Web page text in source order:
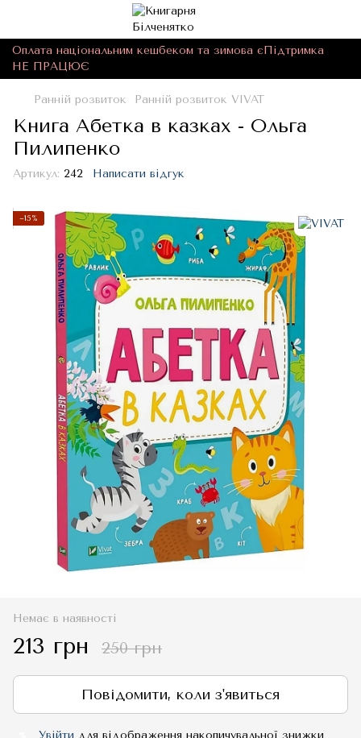
Оплата національним кешбеком та зимова єПідтримка
НЕ ПРАЦЮЄ
Ранній розвиток Ранній розвиток VIVAT
Книга Абетка в казках - Ольга
Пилипенко
Артикул: 242 Написати відгук
−15%
Немає в наявності
213 грн 250 грн
Повідомити, коли з'явиться
Увійти для відображення накопичувальної знижки